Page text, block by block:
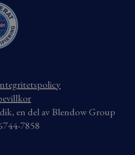
en del av Blendow Group
7858